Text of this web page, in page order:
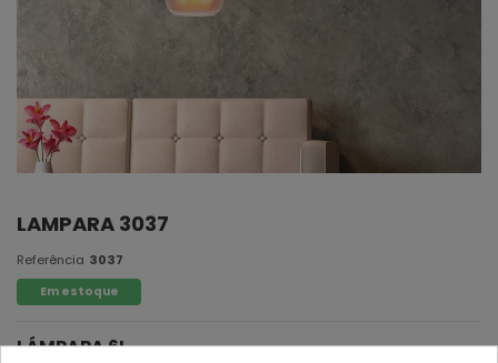
LAMPARA 3037
Referência 3037
Em estoque
LÁMPARA 6L